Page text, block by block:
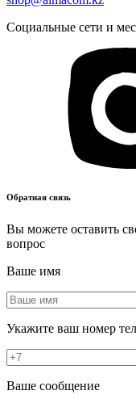
Социальные сети и
Обратная связь
Вы можете оставить
вопрос
Ваше имя
Укажите ваш номер
Ваше сообщение